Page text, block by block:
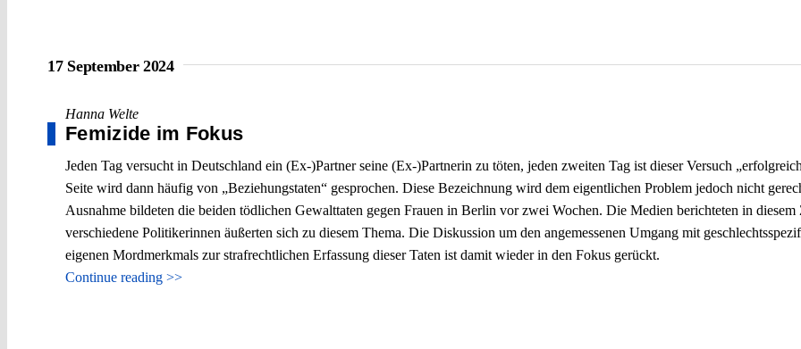
17 September 2024
Hanna Welte
Femizide im Fokus
Jeden Tag versucht in Deutschland ein (Ex-)Partner seine (Ex-)Partnerin zu töten, jeden zweiten Tag ist dieser Versuch
Seite wird dann häufig von „Beziehungstaten“ gesprochen. Diese Bezeichnung wird dem eigentlichen Problem jedoch nicht
Ausnahme bildeten die beiden tödlichen Gewalttaten gegen Frauen in Berlin vor zwei Wochen. Die Medien berichteten in
verschiedene Politikerinnen äußerten sich zu diesem Thema. Die Diskussion um den angemessenen Umgang mit
eigenen Mordmerkmals zur strafrechtlichen Erfassung dieser Taten ist damit wieder in den Fokus gerückt.
Continue reading >>